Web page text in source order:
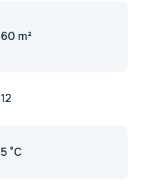
60 m²
12
5 °C